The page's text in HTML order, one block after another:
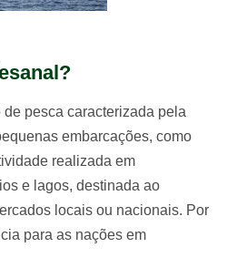
pesca caracterizada pela
embarcações, como
realizada em
e lagos, destinada ao
locais ou nacionais. Por
para as nações em